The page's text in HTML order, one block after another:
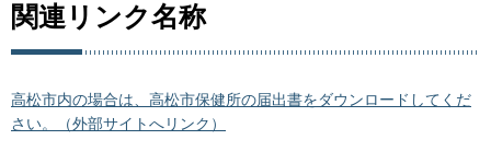
関連リンク名称
高松市内の場合は、高松市保健所の届出書をダウンロードしてくだ
さい。（外部サイトへリンク）